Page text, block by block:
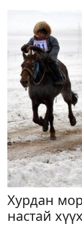
Хурдан
настай